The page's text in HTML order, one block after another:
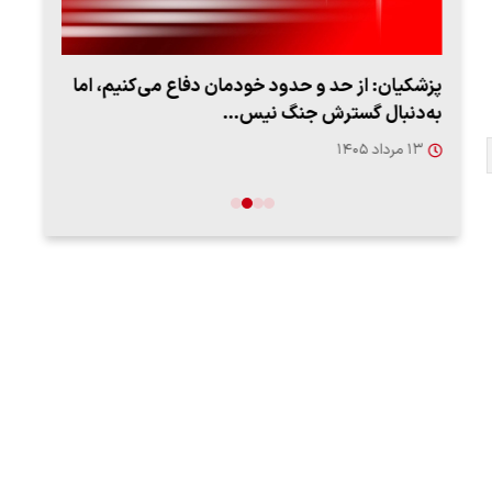
پزشکیان: از حد و حدود خودمان دفاع می‌کنیم، اما
به‌دنبال گسترش جنگ نیس…
۱۳ مرداد ۱۴۰۵